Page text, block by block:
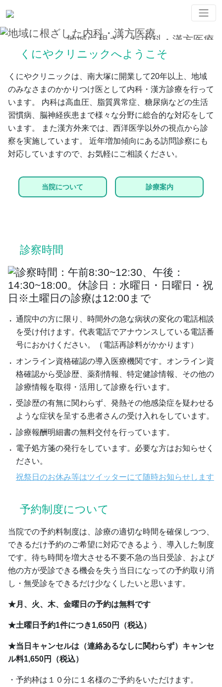
地域に根ざした内科・漢方医療
くにやクリニックは、豊島区南⼤塚にある内科クリニックです。
くにやクリニックへようこそ
くにやクリニックは、南大塚に開業して20年以上、地域
のみなさまのかかりつけ医として内科・漢方診療を行って
います。
内科は高血圧、脂質異常症、糖尿病などの生活
習慣病、脳神経疾患まで様々な分野に総合的な対応をして
います。
また漢方外来では、西洋医学以外の視点から診
察を実施しています。
近年増加傾向にある訪問診察にも
対応していますので、お気軽にご相談ください。
当院について 診療案内
診察時間
通院中の方に限り、時間外の急な病状の変化の電話相談
を受け付けます。代表電話でアナウンスしている電話番
号におかけください。（電話再診料がかかります）
オンライン資格確認の導⼊医療機関です。オンライン資
格確認から受診歴、薬剤情報、特定健診情報、その他の
診療情報を取得・活用して診療を行います。
受診歴の有無に関わらず、発熱その他感染症を疑わせる
ような症状を呈する患者さんの受け入れをしています。
診療報酬明細書の無料交付を行っています。
電子処方箋の発行をしています。必要な方はお知らせく
ださい。
祝祭⽇のお休み等はツイッターにて随時お知らせします
予約制度について
当院での予約料制度は、診療の適切な時間を確保しつつ、
できるだけ予約のご希望に対応できるよう、導入した制度
です。待ち時間を増大させる不要不急の当日受診、および
他の方が受診できる機会を失う当日になっての予約取り消
し・無受診をできるだけ少なくしたいと思います。
★月、火、木、金曜日の予約は無料です
★土曜日予約1件につき1,650円（税込）
★当日キャンセルは（連絡あるなしに関わらず）キャンセ
ル料1,650円（税込）
・予約枠は１０分に１名様のご予約をいただけます。